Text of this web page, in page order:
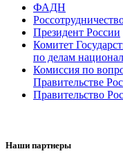
ФАДН
Президент России
Комитет
по делам
Комиссия по
Правительстве
Правительство
Наши партнеры